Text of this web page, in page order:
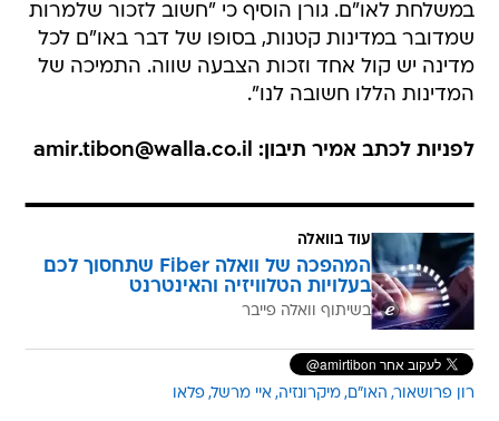
במשלחת לאו"ם. גורן הוסיף כי "חשוב לזכור שלמרות
שמדובר במדינות קטנות, בסופו של דבר באו"ם לכל
מדינה יש קול אחד וזכות הצבעה שווה. התמיכה של
המדינות הללו חשובה לנו".
לפניות לכתב אמיר תיבון: amir.tibon@walla.co.il
עוד בוואלה
המהפכה של וואלה Fiber שתחסוך לכם
בעלויות הטלוויזיה והאינטרנט
בשיתוף וואלה פייבר
רון פרושאור האו"ם מיקרונזיה איי מרשל פלאו